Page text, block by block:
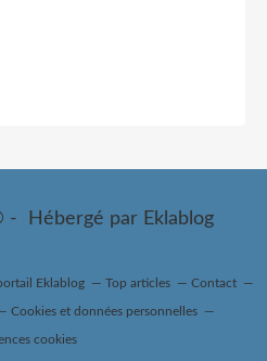
- Hébergé par Eklablog
Eklablog Top articles Contact
Cookies et données personnelles
cookies